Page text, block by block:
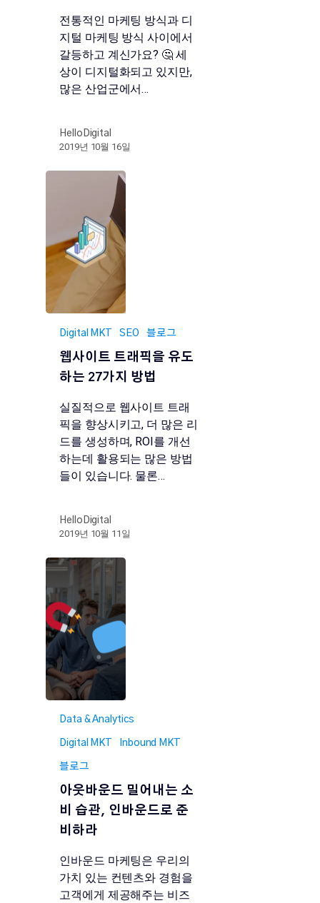
전통적인 마케팅 방식과 디
지털 마케팅 방식 사이에서
갈등하고 계신가요? 🤔 세
상이 디지털화되고 있지만,
많은 산업군에서…
HelloDigital
2019년 10월 16일
Digital MKT SEO 블로그
웹사이트 트래픽을 유도
하는 27가지 방법
실질적으로 웹사이트 트래
픽을 향상시키고, 더 많은 리
드를 생성하며, ROI를 개선
하는데 활용되는 많은 방법
들이 있습니다. 물론…
HelloDigital
2019년 10월 11일
Data & Analytics
Digital MKT Inbound MKT
블로그
아웃바운드 밀어내는 소
비 습관, 인바운드로 준
비하라
인바운드 마케팅은 우리의
가치 있는 컨텐츠와 경험을
고객에게 제공해주는 비즈